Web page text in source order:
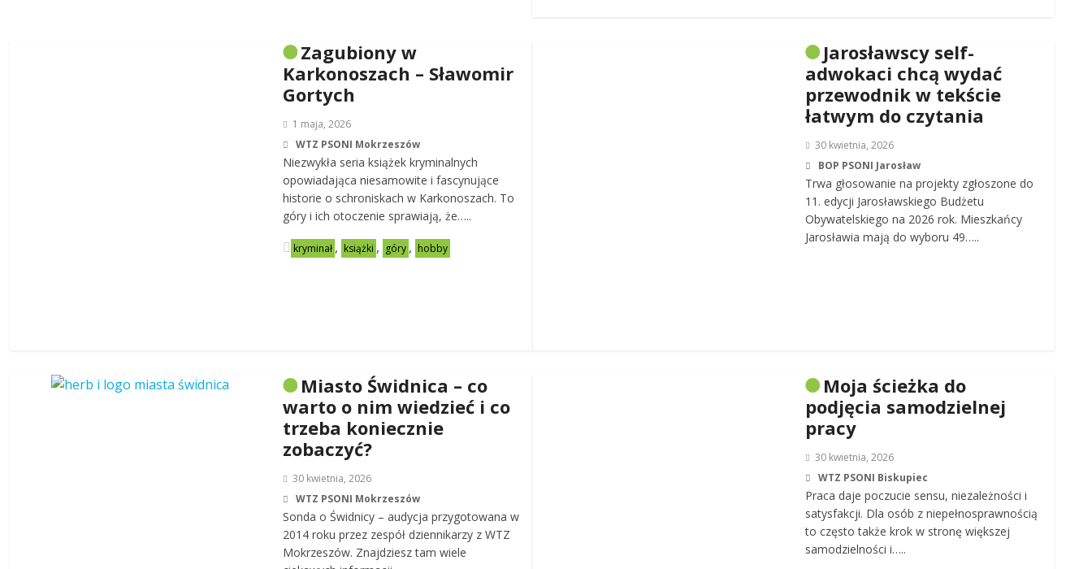
Zagubiony w
Karkonoszach – Sławomir
Gortych
1 maja, 2026
WTZ PSONI Mokrzeszów
Niezwykła seria książek kryminalnych
opowiadająca niesamowite i fascynujące
historie o schroniskach w Karkonoszach. To
góry i ich otoczenie sprawiają, że…..
kryminał , książki , góry , hobby
Jarosławscy self-
adwokaci chcą wydać
przewodnik w tekście
łatwym do czytania
30 kwietnia, 2026
BOP PSONI Jarosław
Trwa głosowanie na projekty zgłoszone do
11. edycji Jarosławskiego Budżetu
Obywatelskiego na 2026 rok. Mieszkańcy
Jarosławia mają do wyboru 49…..
Miasto Świdnica – co
warto o nim wiedzieć i co
trzeba koniecznie
zobaczyć?
30 kwietnia, 2026
WTZ PSONI Mokrzeszów
Sonda o Świdnicy – audycja przygotowana w
2014 roku przez zespół dziennikarzy z WTZ
Mokrzeszów. Znajdziesz tam wiele
Moja ścieżka do
podjęcia samodzielnej
pracy
30 kwietnia, 2026
WTZ PSONI Biskupiec
Praca daje poczucie sensu, niezależności i
satysfakcji. Dla osób z niepełnosprawnością
to często także krok w stronę większej
samodzielności i…..